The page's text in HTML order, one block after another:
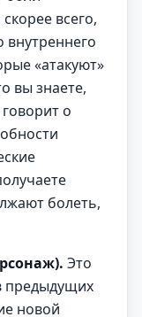
всего,
внутреннего
«атакуют»
вы знаете,
о
болеть,
Это
предыдущих
новой